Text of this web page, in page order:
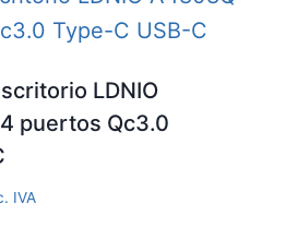
LDNIO
puertos Qc3.0
IVA